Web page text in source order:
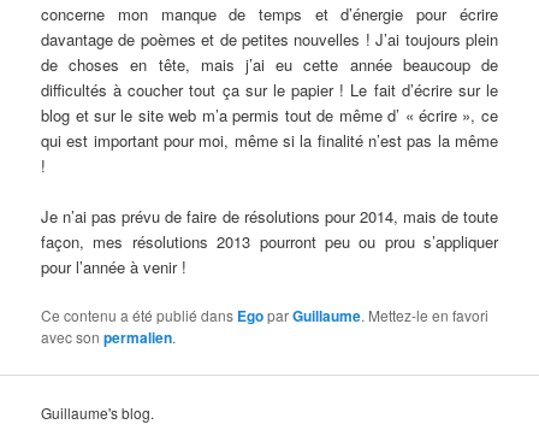
concerne mon manque de temps et d’énergie pour écrire
davantage de poèmes et de petites nouvelles ! J’ai toujours plein
de choses en tête, mais j’ai eu cette année beaucoup de
difficultés à coucher tout ça sur le papier ! Le fait d’écrire sur le
blog et sur le site web m’a permis tout de même d’ « écrire », ce
qui est important pour moi, même si la finalité n’est pas la même
!
Je n’ai pas prévu de faire de résolutions pour 2014, mais de toute
façon, mes résolutions 2013 pourront peu ou prou s’appliquer
pour l’année à venir !
Ce contenu a été publié dans EgoparGuillaume. Mettez-le en favori
avec sonpermalien.
Guillaume's blog.